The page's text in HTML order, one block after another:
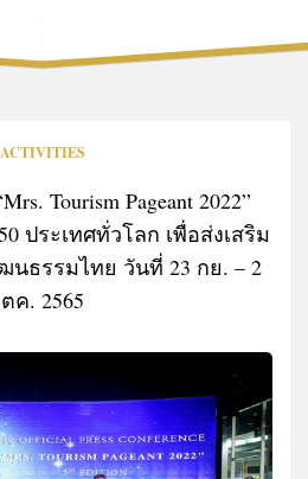
ACTIVITIES
Tourism Pageant 2022”
ประเทศทั่วโลก เพื่อส่งเสริม
นธรรมไทย วันที่ 23 กย. – 2
ตค. 2565